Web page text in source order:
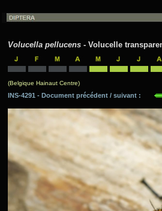
Volucella pellucens - Volucelle
(Belgique Hainaut Centre)
INS-4291 - Document précédent / suivant :